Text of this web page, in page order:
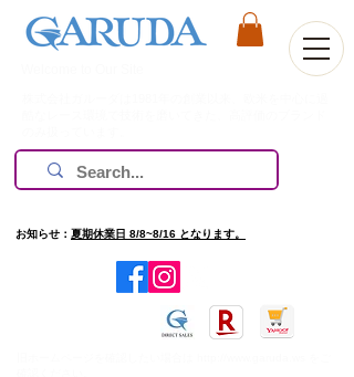
お知らせ： 夏期休業日 8/8~8/16 となります。